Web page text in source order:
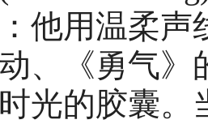
用温柔声
、《勇气
光的胶囊。